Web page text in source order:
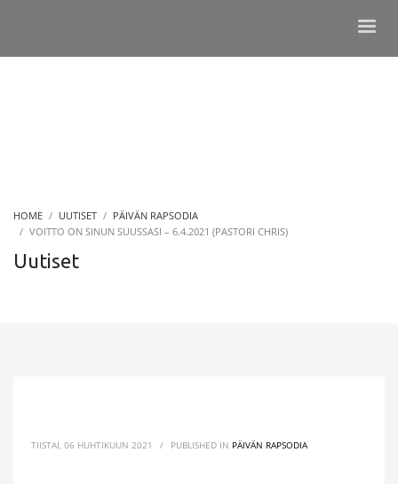
HOME UUTISET
PÄIVÄN RAPSODIA
VOITTO ON SINUN SUUSSASI – 6.4.2021 (PASTORI CHRIS)
Uutiset
TIISTAI, 06 HUHTIKUUN 2021 / PUBLISHED IN PÄIVÄN RAPSODIA